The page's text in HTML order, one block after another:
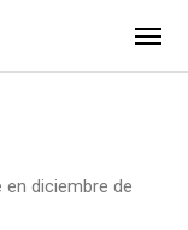
en diciembre de